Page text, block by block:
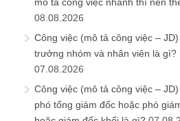
08.08.2026
Công việc (mô tả công việc –
trưởng nhóm và nhân viên là gì?
07.08.2026
Công việc (mô tả công việc –
phó tổng giám đốc hoặc phó